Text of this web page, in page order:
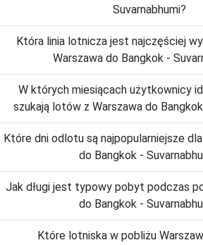
Suvarnabhumi?
Która linia lotnicza jest najczęściej
Warszawa do Bangkok -
W których miesiącach użytkownicy
szukają lotów z Warszawa do
Które dni odlotu są najpopularniejsze
do Bangkok -
Jak długi jest typowy pobyt podczas
do Bangkok -
Które lotniska w pobliżu